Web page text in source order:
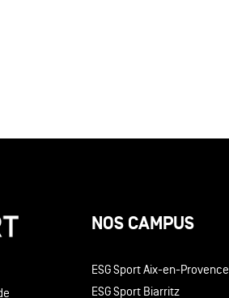
NOS CAMPUS
ESG Sport Aix-en-Provence
ESG Sport Biarritz